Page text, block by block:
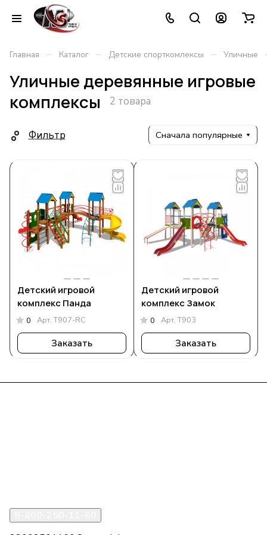
Главная – Каталог – Детские спорткомлексы – Уличные
Уличные деревянные игровые
комплексы
2 товара
Фильтр Сначала популярные
Детский игровой
комплекс Панда
0 Арт.Т907-RC
Заказать
Детский игровой
комплекс Замок
0 Арт.Т903
Заказать